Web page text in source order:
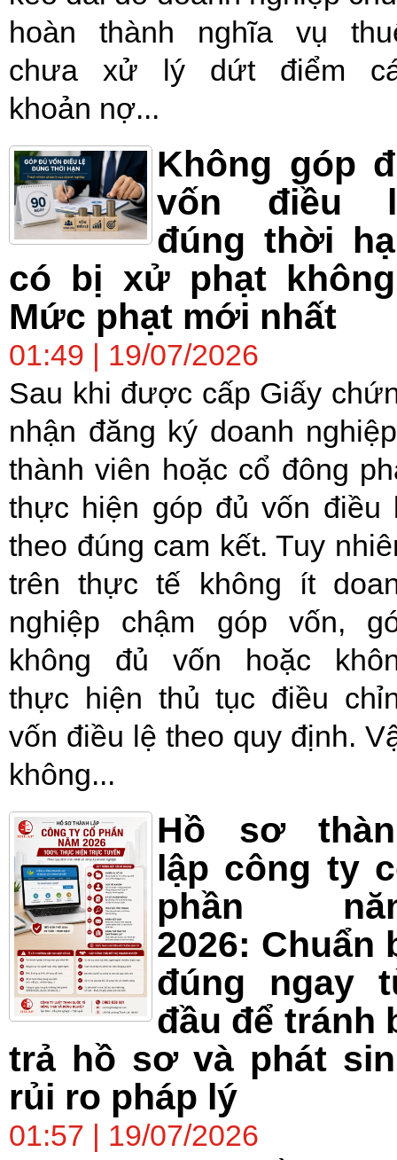
hoàn thành nghĩa vụ
chưa xử lý dứt điểm
khoản nợ...
Không góp
vốn điều
đúng thời
có bị xử phạt
Mức phạt mới nhất
01:49 | 19/07/2026
Sau khi được cấp Giấy
nhận đăng ký doanh
thành viên hoặc cổ đông
thực hiện góp đủ vốn điều
theo đúng cam kết. Tuy
trên thực tế không ít
nghiệp chậm góp vốn,
không đủ vốn hoặc
thực hiện thủ tục điều
vốn điều lệ theo quy định.
không...
Hồ sơ
lập công ty
phần
2026: Chuẩn
đúng ngay
đầu để tránh
trả hồ sơ và phát
rủi ro pháp lý
01:57 | 19/07/2026